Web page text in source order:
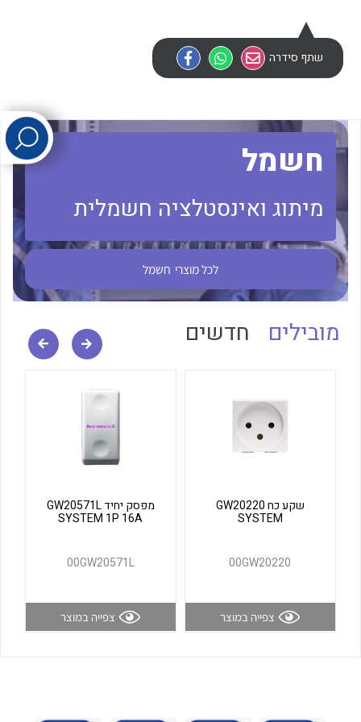
לכל מוצרי היצרן
לכל מוצרי היצרן לכל מוצרי היצרן
לכל מוצרי היצרן לכל מוצרי היצרן
שתף סידרה
חשמל
מיתוג ואינסטלציה חשמלית
לכל מוצרי חשמל
מובילים חדשים
שקע כח GW20220
SYSTEM
00GW20220
צפייה במוצר
מפסק יחיד GW20571L
SYSTEM 1P 16A
00GW20571L
צפייה במוצר